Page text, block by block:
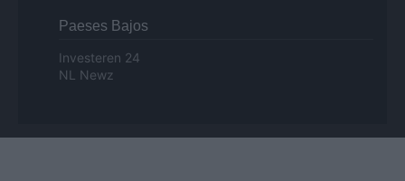
Paeses Bajos
Investeren 24
NL Newz